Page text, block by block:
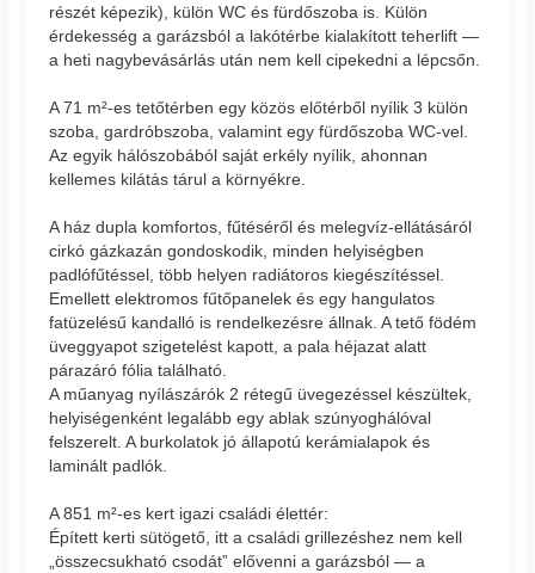
részét képezik), külön WC és fürdőszoba is. Külön
érdekesség a garázsból a lakótérbe kialakított teherlift —
a heti nagybevásárlás után nem kell cipekedni a lépcsőn.
A 71 m²-es tetőtérben egy közös előtérből nyílik 3 külön
szoba, gardróbszoba, valamint egy fürdőszoba WC-vel.
Az egyik hálószobából saját erkély nyílik, ahonnan
kellemes kilátás tárul a környékre.
A ház dupla komfortos, fűtéséről és melegvíz-ellátásáról
cirkó gázkazán gondoskodik, minden helyiségben
padlófűtéssel, több helyen radiátoros kiegészítéssel.
Emellett elektromos fűtőpanelek és egy hangulatos
fatüzelésű kandalló is rendelkezésre állnak. A tető födém
üveggyapot szigetelést kapott, a pala héjazat alatt
párazáró fólia található.
A műanyag nyílászárók 2 rétegű üvegezéssel készültek,
helyiségenként legalább egy ablak szúnyoghálóval
felszerelt. A burkolatok jó állapotú kerámialapok és
laminált padlók.
A 851 m²-es kert igazi családi élettér:
Épített kerti sütögető, itt a családi grillezéshez nem kell
„összecsukható csodát” elővenni a garázsból — a